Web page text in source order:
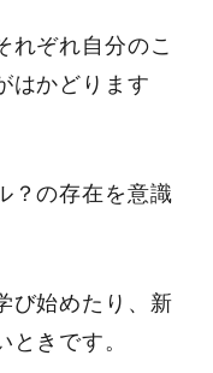
れぞれ自分のこ
はかどります
？の存在を意識
び始めたり、新
きです。